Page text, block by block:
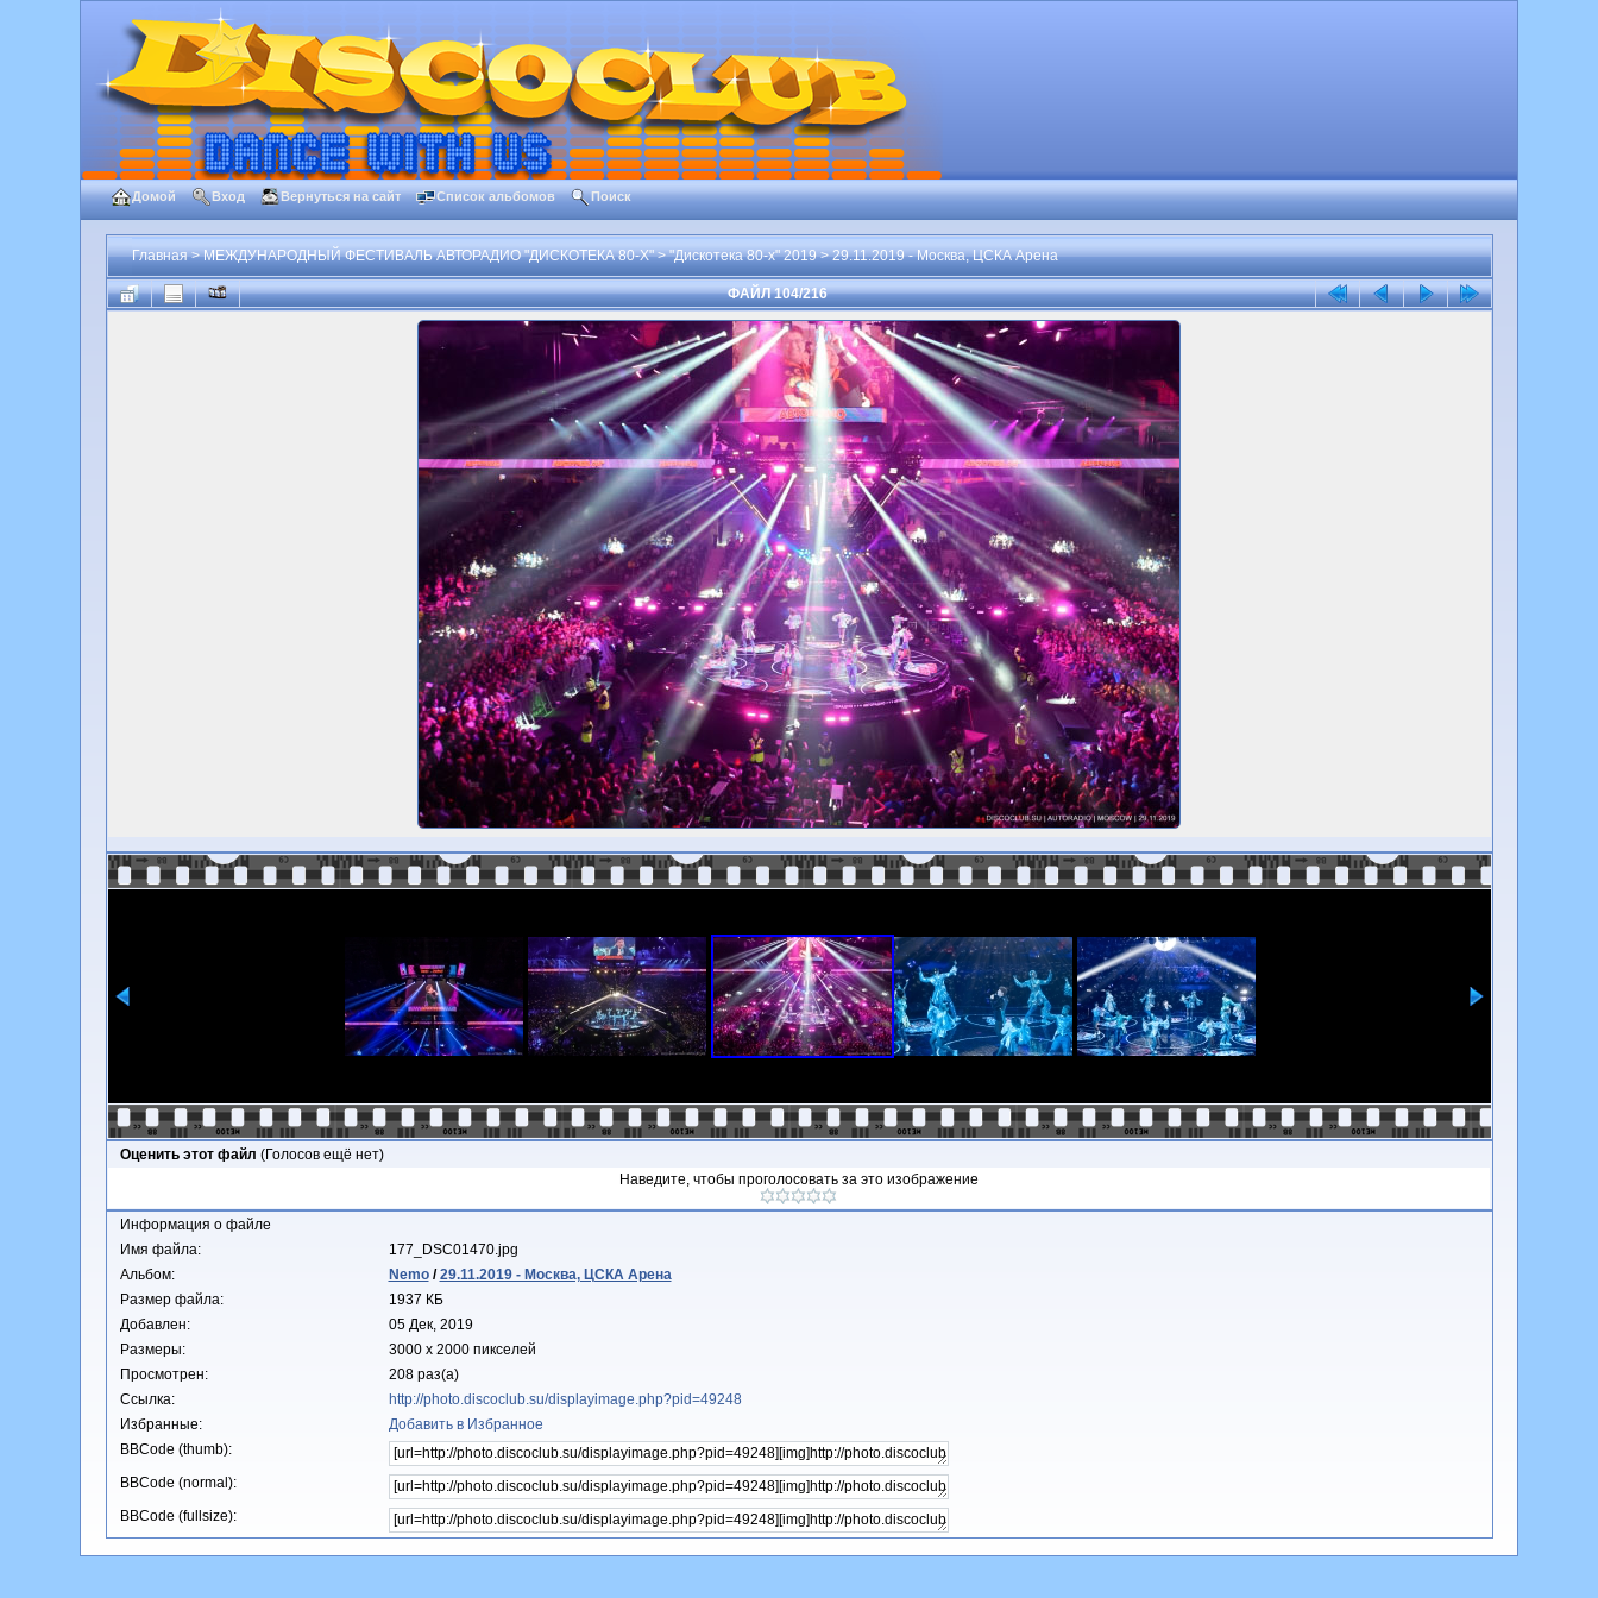
Домой Вход Вернуться на сайт Список альбомов Поиск
Главная>МЕЖДУНАРОДНЫЙ ФЕСТИВАЛЬ АВТОРАДИО "ДИСКОТЕКА 80-Х">"Дискотека 80-х" 2019>29.11.2019 - Москва, ЦСКА Арена
ФАЙЛ 104/216
Оценить этот файл (Голосов ещё нет)
Наведите, чтобы проголосовать за это изображение
Информация о файле
Имя файла:
177_DSC01470.jpg
Альбом:
Nemo/29.11.2019 - Москва, ЦСКА Арена
Размер файла:
1937 КБ
Добавлен:
05 Дек, 2019
Размеры:
3000 x 2000 пикселей
Просмотрен:
208 раз(а)
Ссылка:
http://photo.discoclub.su/displayimage.php?pid=49248
Избранные:
Добавить в Избранное
BBCode (thumb):
BBCode (normal):
BBCode (fullsize):